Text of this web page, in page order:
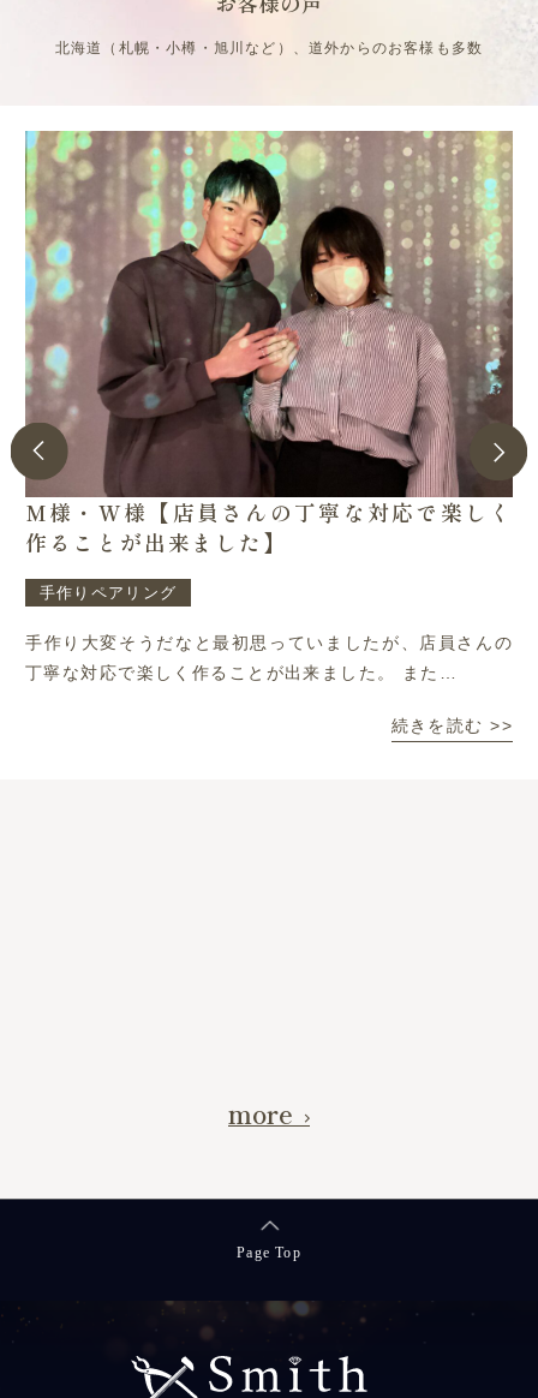
北海道（札幌・小樽・旭川など）、道外からのお客様も多数
M様・W様【店員さんの丁寧な対応で楽しく
作ることが出来ました】
手作りペアリング
手作り大変そうだなと最初思っていましたが、店員さんの
丁寧な対応で楽しく作ることが出来ました。 また…
続きを読む >>
more
Page Top